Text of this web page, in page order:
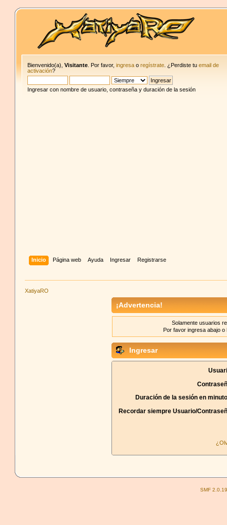
Bienvenido(a),Visitante . Por favor,ingresa oregístrate . ¿Perdiste tuemail de
activación?
Ingresar con nombre de usuario, contraseña y duración de la sesión
Inicio Página web Ayuda Ingresar Registrarse
XatiyaRO
¡Advertencia!
Solamente usuarios
Por favor ingresa abajo
Ingresar
Duración de la sesión en
Recordar siempre Usuario/
SMF 2.0.19